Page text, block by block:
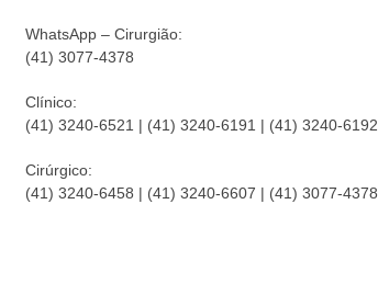
WhatsApp – Cirurgião:
(41) 3077-4378
Clínico:
(41) 3240-6521 | (41) 3240-6191 | (41) 3240-6192
Cirúrgico:
(41) 3240-6458 | (41) 3240-6607 | (41) 3077-4378